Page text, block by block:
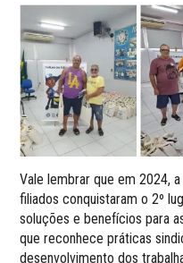
Vale lembrar que em 2024,
filiados conquistaram o 2º
soluções e benefícios para
que reconhece práticas
desenvolvimento dos